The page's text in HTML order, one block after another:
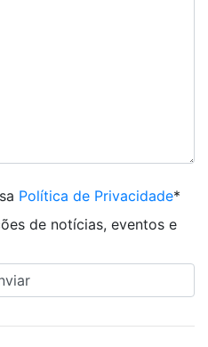
Política de Privacidade*
de notícias, eventos e